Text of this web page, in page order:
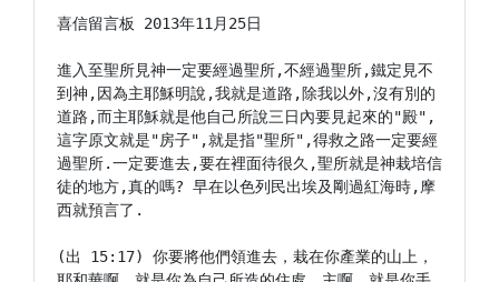
喜信留言板 2013年11月25日
進入至聖所見神一定要經過聖所,不經過聖所,鐵定見不
到神,因為主耶穌明說,我就是道路,除我以外,沒有別的
道路,而主耶穌就是他自己所說三日內要見起來的"殿",
這字原文就是"房子",就是指"聖所",得救之路一定要經
過聖所.一定要進去,要在裡面待很久,聖所就是神栽培信
徒的地方,真的嗎? 早在以色列民出埃及剛過紅海時,摩
西就預言了.
(出 15:17) 你要將他們領進去，栽在你產業的山上，